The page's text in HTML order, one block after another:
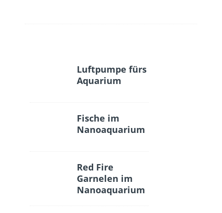
Luftpumpe fürs
Aquarium
Fische im
Nanoaquarium
Red Fire
Garnelen im
Nanoaquarium